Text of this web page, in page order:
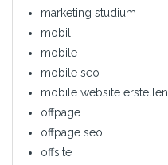
marketing studium
mobil
mobile
mobile seo
mobile website erstellen
offpage
offpage seo
offsite